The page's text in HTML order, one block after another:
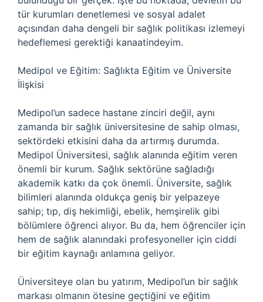
tür kurumları denetlemesi ve sosyal adalet
açısından daha dengeli bir sağlık politikası izlemeyi
hedeflemesi gerektiği kanaatindeyim.
Medipol ve Eğitim: Sağlıkta Eğitim ve Üniversite
İlişkisi
Medipol’un sadece hastane zinciri değil, aynı
zamanda bir sağlık üniversitesine de sahip olması,
sektördeki etkisini daha da artırmış durumda.
Medipol Üniversitesi, sağlık alanında eğitim veren
önemli bir kurum. Sağlık sektörüne sağladığı
akademik katkı da çok önemli. Üniversite, sağlık
bilimleri alanında oldukça geniş bir yelpazeye
sahip; tıp, diş hekimliği, ebelik, hemşirelik gibi
bölümlere öğrenci alıyor. Bu da, hem öğrenciler için
hem de sağlık alanındaki profesyoneller için ciddi
bir eğitim kaynağı anlamına geliyor.
Üniversiteye olan bu yatırım, Medipol’un bir sağlık
markası olmanın ötesine geçtiğini ve eğitim